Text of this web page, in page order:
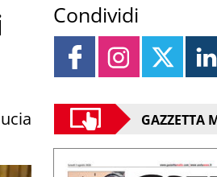
Condividi
GAZZETTA